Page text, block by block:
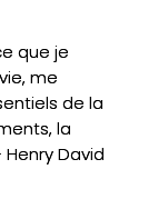
que je
me
de la
la
David